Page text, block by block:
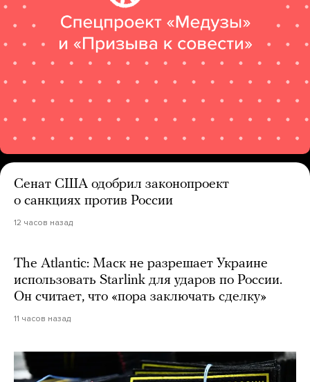
Сенат США одобрил законопроект
о санкциях против России
12 часов назад
The Atlantic: Маск не разрешает Украине
использовать Starlink для ударов по России.
Он считает, что «пора заключать сделку»
11 часов назад